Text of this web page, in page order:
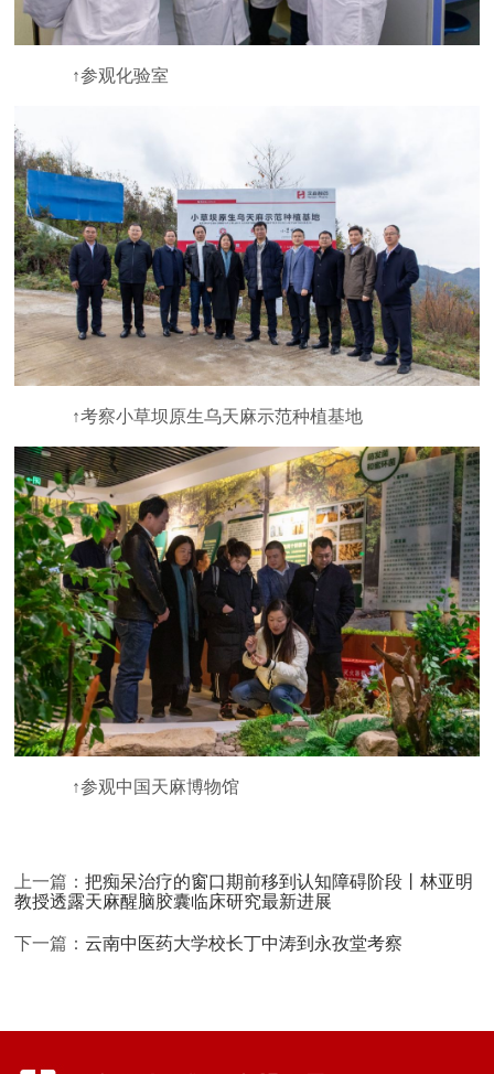
↑参观化验室
↑考察小草坝原生乌天麻示范种植基地
↑参观中国天麻博物馆
上一篇：把痴呆治疗的窗口期前移到认知障碍阶段丨林亚明
教授透露天麻醒脑胶囊临床研究最新进展
下一篇：云南中医药大学校长丁中涛到永孜堂考察